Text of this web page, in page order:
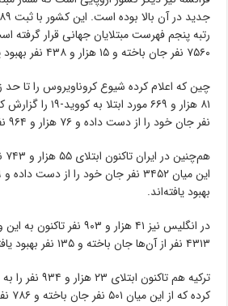
رتبه پنجم فهرست مبتلایان جهانی قرار گرفته
۷۵۶۰ نفر جان باخته و ۱۵ هزار و ۴۳۸ نفر بهبود پیدا کرده‌اند.
چین که اعلام کرده شیوع کروناویروس را تا حد
نفر جان خود را از دست داده و ۷۶ هزار و ۹۶۴ نفر نیز بهبود پیدا کرده‌اند.
بهبود یافته‌اند.
در انگلیس نیز ۴۱ هزار و ۹۰۳
۴۳۱۳ نفر از آن‌ها جان باخته و ۱۳۵ نفر بهبود یافته‌اند.
کرده که از این میان ۵۰۱ نفر جان باخته و ۷۸۶ نفر نیز بهبود یافته‌اند.